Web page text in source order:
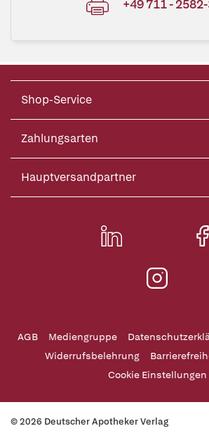
+49 711 -
Shop-Service
Zahlungsarten
Hauptversandpartner
AGB Mediengruppe
Widerrufsbelehrung
Cookie Einstellungen
© 2026 Deutscher Apotheker Verlag